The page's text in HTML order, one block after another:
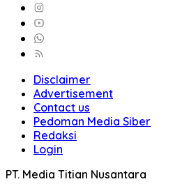
Disclaimer
Advertisement
Contact us
Pedoman Media Siber
Redaksi
Login
PT. Media Titian Nusantara